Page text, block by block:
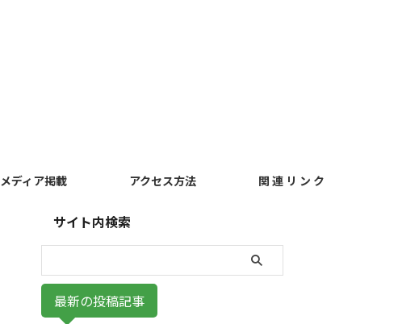
メディア掲載 アクセス方法 関 連 リ ン ク
サイト内検索
最新の投稿記事